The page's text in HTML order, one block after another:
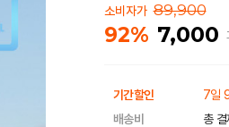
소비자가 89,900
92% 7,000
기간할인
7일
배송비
총